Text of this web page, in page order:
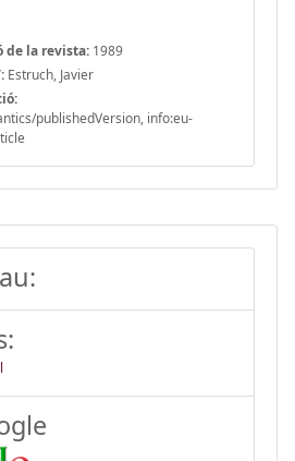
de la revista: 1989
Estruch, Javier
publishedVersion, info:eu-